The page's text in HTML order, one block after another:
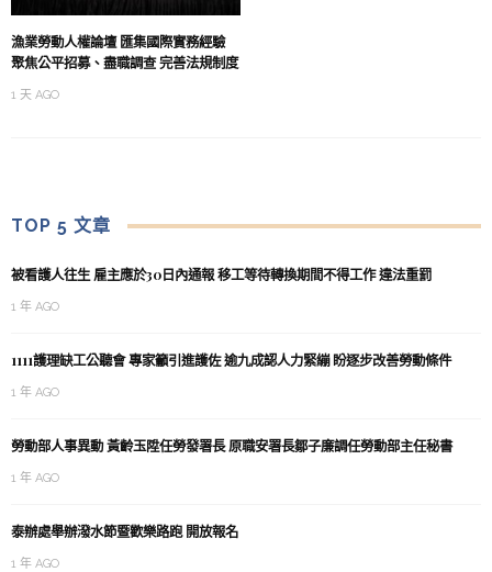
漁業勞動人權論壇 匯集國際實務經驗
聚焦公平招募、盡職調查 完善法規制度
1 天 AGO
TOP 5 文章
被看護人往生 雇主應於30日內通報 移工等待轉換期間不得工作 違法重罰
1 年 AGO
1111護理缺工公聽會 專家籲引進護佐 逾九成認人力緊繃 盼逐步改善勞動條件
1 年 AGO
勞動部人事異動 黃齡玉陞任勞發署長 原職安署長鄒子廉調任勞動部主任秘書
1 年 AGO
泰辦處舉辦潑水節暨歡樂路跑 開放報名
1 年 AGO